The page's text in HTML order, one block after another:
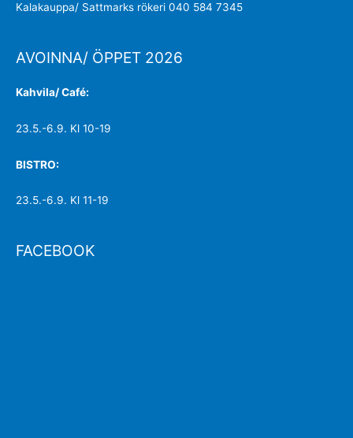
Kalakauppa/ Sattmarks rökeri 040 584 7345
AVOINNA/ ÖPPET 2026
Kahvila/ Café:
23.5.-6.9. Kl 10-19
BISTRO:
23.5.-6.9. Kl 11-19
FACEBOOK